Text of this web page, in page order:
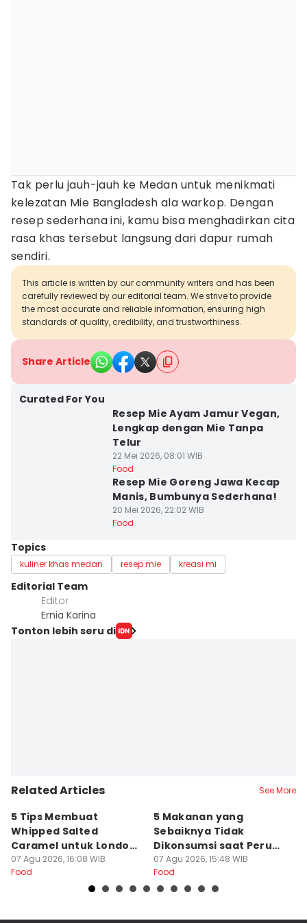
Tak perlu jauh-jauh ke Medan untuk menikmati
kelezatan Mie Bangladesh ala warkop. Dengan
resep sederhana ini, kamu bisa menghadirkan cita
rasa khas tersebut langsung dari dapur rumah
sendiri.
This article is written by our community writers and has been
carefully reviewed by our editorial team. We strive to provide
the most accurate and reliable information, ensuring high
standards of quality, credibility, and trustworthiness.
Share Article
Curated For You
Resep Mie Ayam Jamur Vegan,
Lengkap dengan Mie Tanpa
Telur
22 Mei 2026, 08:01 WIB
Food
Resep Mie Goreng Jawa Kecap
Manis, Bumbunya Sederhana!
20 Mei 2026, 22:02 WIB
Food
Topics
kuliner khas medan resep mie kreasi mi
Editorial Team
Editor
Ernia Karina
Tonton lebih seru di
Related Articles See More
5 Tips Membuat
Whipped Salted
Caramel untuk London
Chocolate Cake
07 Agu 2026, 16:08 WIB
Food
5 Makanan yang
Sebaiknya Tidak
Dikonsumsi saat Perut
Kosong
07 Agu 2026, 15:48 WIB
Food